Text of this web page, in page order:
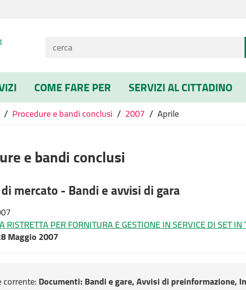
COME FARE PER SERVIZI AL CITTADINO
/ Procedure e bandi conclusi / 2007 / Aprile
e bandi conclusi
mercato - Bandi e avvisi di gara
RISTRETTA PER FORNITURA E GESTIONE IN SERVICE DI SET
Maggio 2007
corrente:Documenti: Bandi e gare, Avvisi di preinformazione,